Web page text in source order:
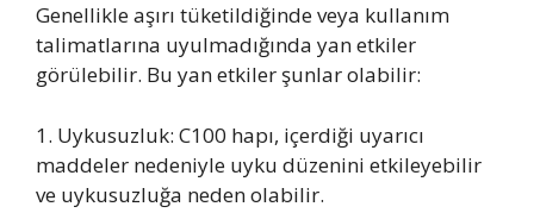
Genellikle aşırı tüketildiğinde veya kullanım
talimatlarına uyulmadığında yan etkiler
görülebilir. Bu yan etkiler şunlar olabilir:
1. Uykusuzluk: C100 hapı, içerdiği uyarıcı
maddeler nedeniyle uyku düzenini etkileyebilir
ve uykusuzluğa neden olabilir.